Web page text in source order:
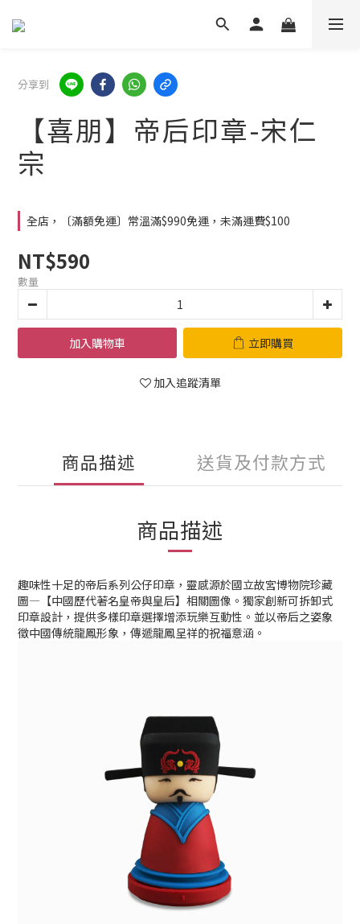
分享到
【喜朋】帝后印章-宋仁
宗
全店，〔滿額免運〕常溫滿$990免運，未滿運費$100
NT$590
數量
加入購物車 立即購買
加入追蹤清單
商品描述 送貨及付款方式
商品描述
趣味性十足的帝后系列公仔印章，靈感源於國立故宮博物院珍藏
圖—【中國歷代著名皇帝與皇后】相關圖像。獨家創新可拆卸式
印章設計，提供多樣印章選擇增添玩樂互動性。並以帝后之姿象
徵中國傳統龍鳳形象，傳遞龍鳳呈祥的祝福意涵。